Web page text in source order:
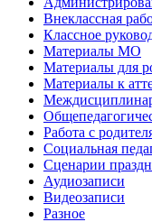
Внеклассная
Классное
Материалы МО
Материалы для
Материалы к
Работа с
Социальная
Сценарии
Аудиозаписи
Видеозаписи
Разное